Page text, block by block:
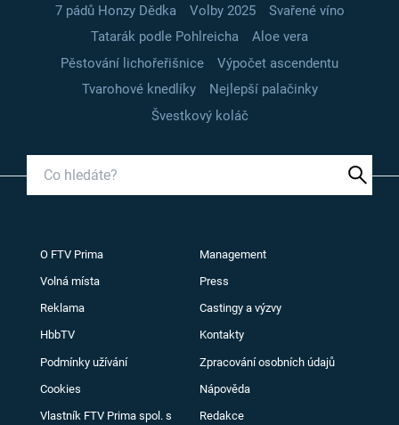
7 pádů Honzy Dědka
Volby 2025
Svařené víno
Tatarák podle Pohlreicha
Aloe vera
Pěstování lichořeřišnice
Výpočet ascendentu
Tvarohové knedlíky
Nejlepší palačinky
Švestkový koláč
O FTV Prima Management
Volná místa Press
Reklama Castingy a výzvy
HbbTV Kontakty
Podmínky užívání Zpracování osobních údajů
Cookies Nápověda
Vlastník FTV Prima spol. s
Redakce